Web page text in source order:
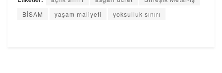
BİSAM
yaşam maliyeti yoksulluk sınırı